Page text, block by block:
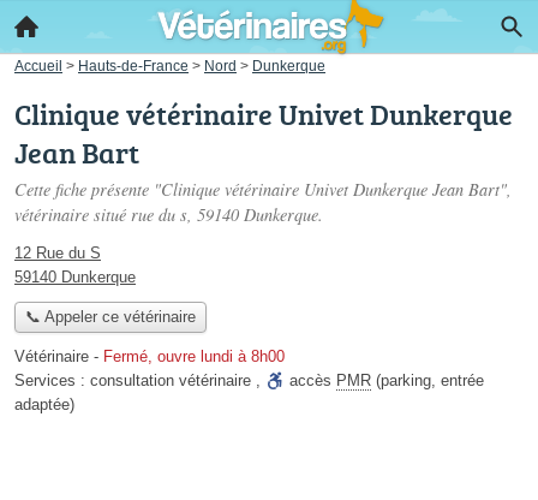
Accueil > Hauts-de-France > Nord > Dunkerque
Clinique vétérinaire Univet Dunkerque
Jean Bart
Cette fiche présente "Clinique vétérinaire Univet Dunkerque Jean Bart",
vétérinaire situé rue du s, 59140 Dunkerque.
12 Rue du S
59140 Dunkerque
📞 Appeler ce vétérinaire
Vétérinaire - Fermé, ouvre lundi à 8h00
Services : consultation vétérinaire , accès PMR (parking, entrée
adaptée)